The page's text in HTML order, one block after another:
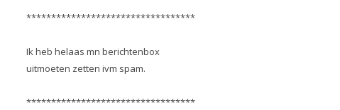
**********************************
Ik heb helaas mn berichtenbox
uitmoeten zetten ivm spam.
**********************************